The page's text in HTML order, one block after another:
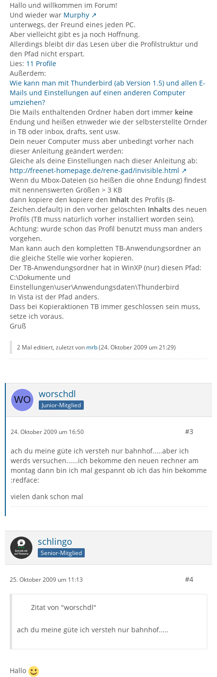
Hallo und willkommen im Forum!
Und wieder war Murphy
unterwegs, der Freund eines jeden PC.
Aber vielleicht gibt es ja noch Hoffnung.
Allerdings bleibt dir das Lesen über die Profilstruktur und
den Pfad nicht erspart.
Lies: 11 Profile
Außerdem:
Wie kann man mit Thunderbird (ab Version 1.5) und allen E-
Mails und Einstellungen auf einen anderen Computer
umziehen?
Die Mails enthaltenden Ordner haben dort immer keine
Endung und heißen etnweder wie der selbsterstellte Ornder
in TB oder inbox, drafts, sent usw.
Dein neuer Computer muss aber unbedingt vorher nach
dieser Anleitung geändert werden:
Gleiche als deine Einstellungen nach dieser Anleitung ab:
http://freenet-homepage.de/rene-gad/invisible.html
Wenn du Mbox-Dateien (so heißen die ohne Endung) findest
mit nennenswerten Größen > 3 KB
dann kopiere den kopiere den Inhalt des Profils (8-
Zeichen.default) in den vorher gelöschten Inhalts des neuen
Profils (TB muss natürlich vorher installiert worden sein).
Achtung: wurde schon das Profil benutzt muss man anders
vorgehen.
Man kann auch den kompletten TB-Anwendungsordner an
die gleiche Stelle wie vorher kopieren.
Der TB-Anwendungsordner hat in WinXP (nur) diesen Pfad:
C:\Dokumente und
Einstellungen\user\Anwendungsdaten\Thunderbird
In Vista ist der Pfad anders.
Dass bei Kopieraktionen TB immer geschlossen sein muss,
setze ich voraus.
Gruß
2 Mal editiert, zuletzt von mrb(24. Oktober 2009 um 21:29)
worschdl
Junior-Mitglied
24. Oktober 2009 um 16:50 #3
ach du meine güte ich versteh nur bahnhof.....aber ich
werds versuchen......ich bekomme den neuen rechner am
montag dann bin ich mal gespannt ob ich das hin bekomme
:redface:
vielen dank schon mal
schlingo
Senior-Mitglied
25. Oktober 2009 um 11:13 #4
Zitat von "worschdl"
ach du meine güte ich versteh nur bahnhof.....
Hallo